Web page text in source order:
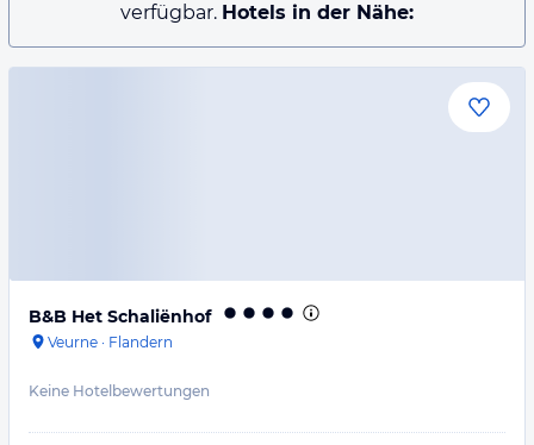
verfügbar. Hotels in der Nähe:
B&B Het Schaliënhof
Veurne · Flandern
Keine Hotelbewertungen